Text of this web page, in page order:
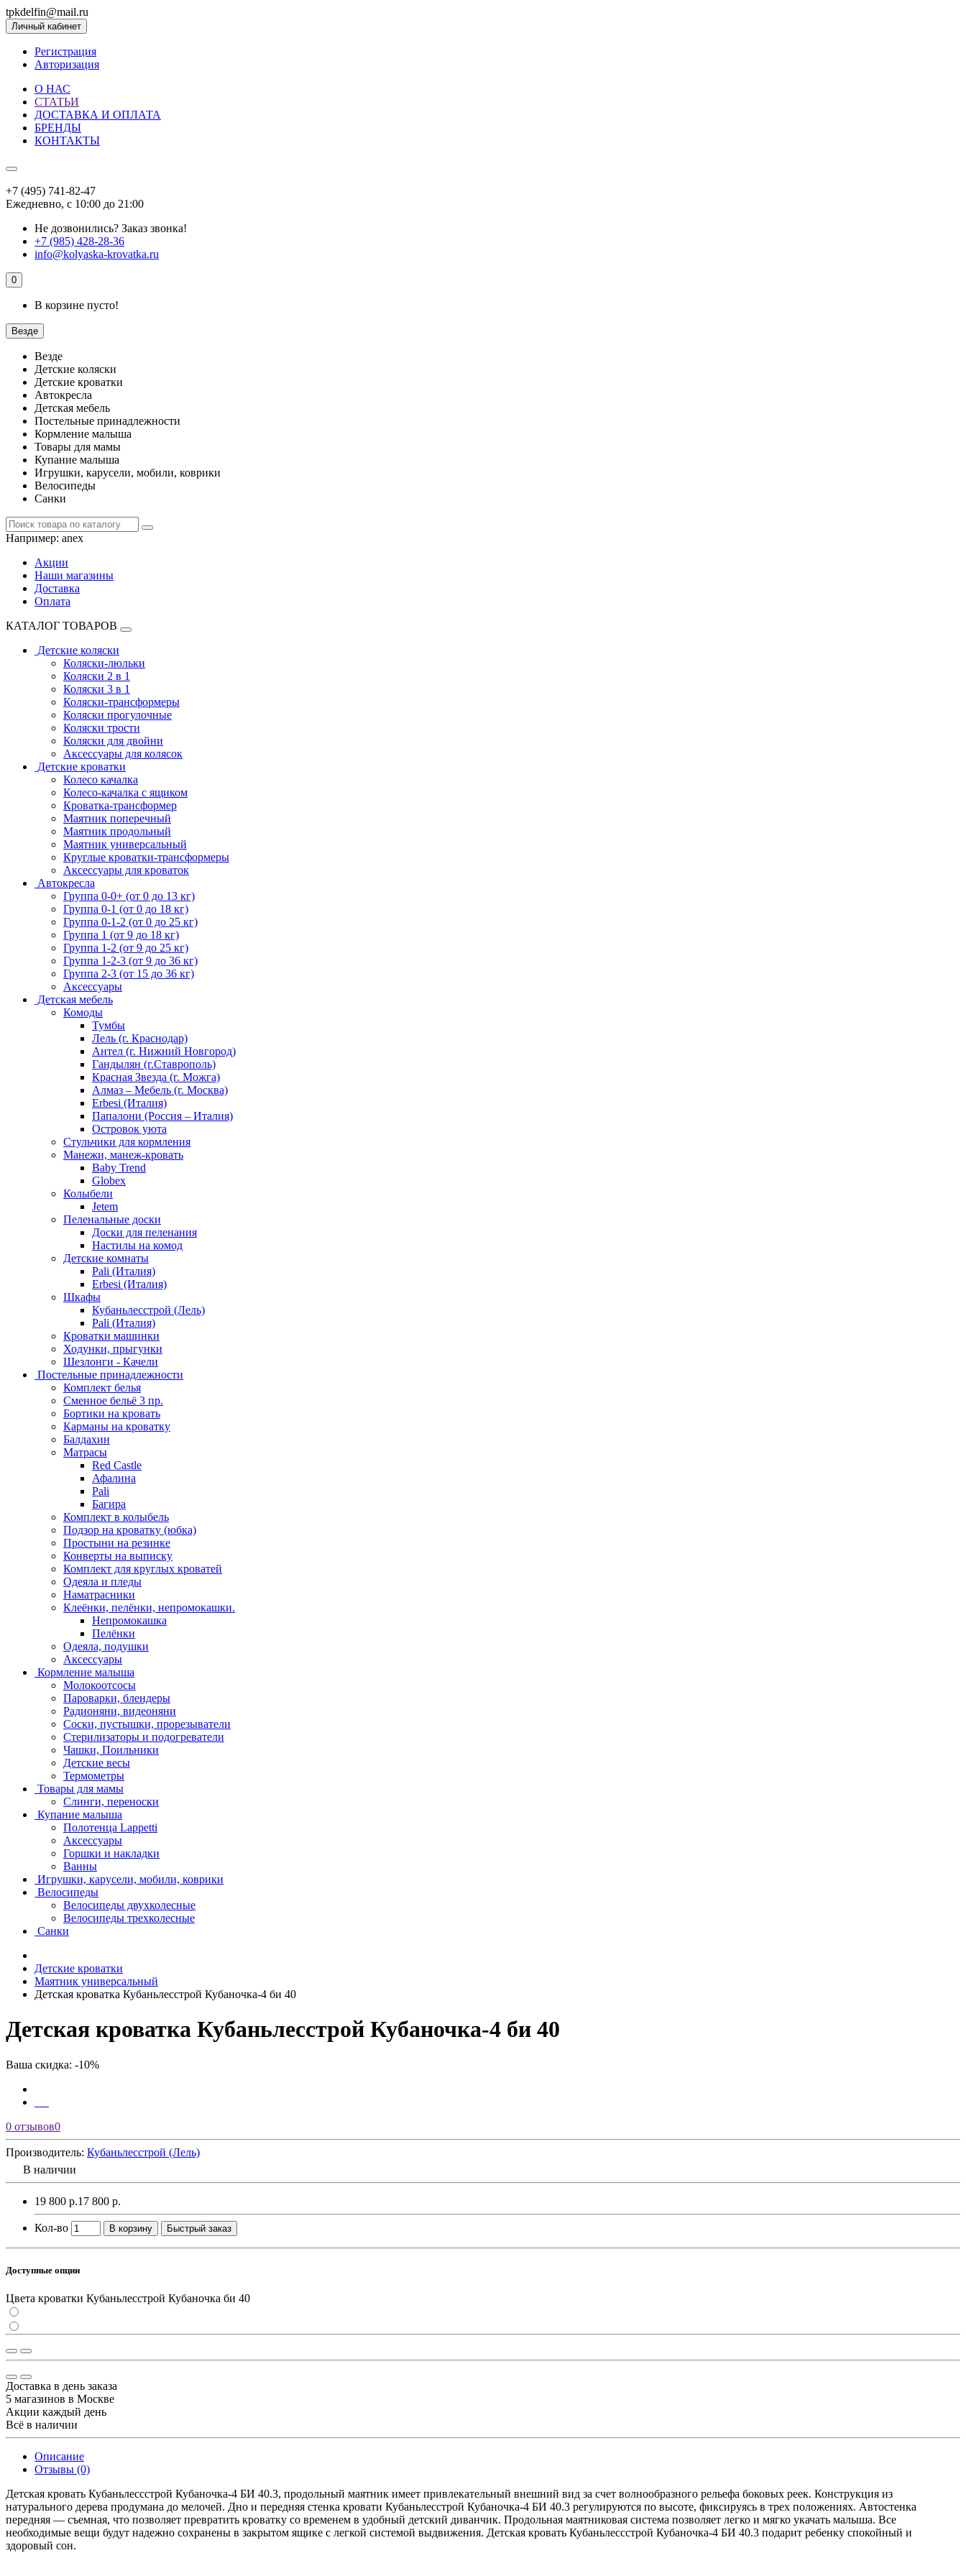
tpkdelfin@mail.ru
Личный кабинет
Регистрация
Авторизация
О НАС
СТАТЬИ
ДОСТАВКА И ОПЛАТА
БРЕНДЫ
КОНТАКТЫ
+7 (495) 741-82-47
Ежедневно, с 10:00 до 21:00
Не дозвонились? Заказ звонка!
+7 (985) 428-28-36
info@kolyaska-krovatka.ru
0
В корзине пусто!
Везде
Везде
Детские коляски
Детские кроватки
Автокресла
Детская мебель
Постельные принадлежности
Кормление малыша
Товары для мамы
Купание малыша
Игрушки, карусели, мобили, коврики
Велосипеды
Санки
Например: anex
Акции
Наши магазины
Доставка
Оплата
КАТАЛОГ ТОВАРОВ
Детские коляски
Коляски-люльки
Коляски 2 в 1
Коляски 3 в 1
Коляски-трансформеры
Коляски прогулочные
Коляски трости
Коляски для двойни
Аксессуары для колясок
Детские кроватки
Колесо качалка
Колесо-качалка с ящиком
Кроватка-трансформер
Маятник поперечный
Маятник продольный
Маятник универсальный
Круглые кроватки-трансформеры
Аксессуары для кроваток
Автокресла
Группа 0-0+ (от 0 до 13 кг)
Группа 0-1 (от 0 до 18 кг)
Группа 0-1-2 (от 0 до 25 кг)
Группа 1 (от 9 до 18 кг)
Группа 1-2 (от 9 до 25 кг)
Группа 1-2-3 (от 9 до 36 кг)
Группа 2-3 (от 15 до 36 кг)
Аксессуары
Детская мебель
Комоды
Тумбы
Лель (г. Краснодар)
Антел (г. Нижний Новгород)
Гандылян (г.Ставрополь)
Красная Звезда (г. Можга)
Алмаз – Мебель (г. Москва)
Erbesi (Италия)
Папалони (Россия – Италия)
Островок уюта
Стульчики для кормления
Манежи, манеж-кровать
Baby Trend
Globex
Колыбели
Jetem
Пеленальные доски
Доски для пеленания
Настилы на комод
Детские комнаты
Pali (Италия)
Erbesi (Италия)
Шкафы
Кубаньлесстрой (Лель)
Pali (Италия)
Кроватки машинки
Ходунки, прыгунки
Шезлонги - Качели
Постельные принадлежности
Комплект белья
Сменное бельё 3 пр.
Бортики на кровать
Карманы на кроватку
Балдахин
Матрасы
Red Castle
Афалина
Pali
Багира
Комплект в колыбель
Подзор на кроватку (юбка)
Простыни на резинке
Конверты на выписку
Комплект для круглых кроватей
Одеяла и пледы
Наматрасники
Клеёнки, пелёнки, непромокашки.
Непромокашка
Пелёнки
Одеяла, подушки
Аксессуары
Кормление малыша
Молокоотсосы
Пароварки, блендеры
Радионяни, видеоняни
Соски, пустышки, прорезыватели
Стерилизаторы и подогреватели
Чашки, Поильники
Детские весы
Термометры
Товары для мамы
Слинги, переноски
Купание малыша
Полотенца Lappetti
Аксессуары
Горшки и накладки
Ванны
Игрушки, карусели, мобили, коврики
Велосипеды
Велосипеды двухколесные
Велосипеды трехколесные
Санки
Детские кроватки
Маятник универсальный
Детская кроватка Кубаньлесстрой Кубаночка-4 би 40
Детская кроватка Кубаньлесстрой Кубаночка-4 би 40
Ваша скидка: -10%
0 отзывов0
Производитель: Кубаньлесстрой (Лель)
В наличии
19 800 р.17 800 р.
Кол-во В корзину Быстрый заказ
Доступные опции
Цвета кроватки Кубаньлесстрой Кубаночка би 40
Доставка в день заказа
5 магазинов в Москве
Акции каждый день
Всё в наличии
Описание
Отзывы (0)
Детская кровать Кубаньлессстрой Кубаночка-4 БИ 40.3, продольный маятник имеет привлекательный внешний вид за счет волнообразного рельефа боковых реек. Конструкция из
натурального дерева продумана до мелочей. Дно и передняя стенка кровати Кубаньлесстрой Кубаночка-4 БИ 40.3 регулируются по высоте, фиксируясь в трех положениях. Автостенка
передняя — съемная, что позволяет превратить кроватку со временем в удобный детский диванчик. Продольная маятниковая система позволяет легко и мягко укачать малыша. Все
необходимые вещи будут надежно сохранены в закрытом ящике с легкой системой выдвижения. Детская кровать Кубаньлессстрой Кубаночка-4 БИ 40.3 подарит ребенку спокойный и
здоровый сон.